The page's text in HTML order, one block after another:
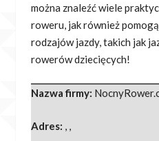
można znaleźć wiele
roweru, jak również
rodzajów jazdy, takich jak
rowerów dziecięcych!
Nazwa firmy:
Adres: , ,